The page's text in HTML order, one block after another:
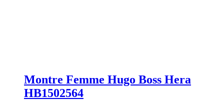
Montre Femme Hugo Boss Hera
HB1502564